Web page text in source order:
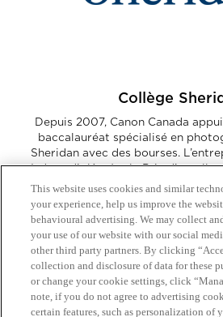
Collège
​​​​​​​Depuis 2007, Canon Canada
baccalauréat spécialisé en
Sheridan avec des bourses.
à deux diplômés : le Prix
l’étudiant ou l'étudiante ayant la
générale en quatrième année, et
En plus de ces prix spéciaux,
des bourses d’études aux
étudiantes de première, deuxième
du programme.
This website uses cookies and similar
your experience, help us improve the
behavioural advertising. We may collect
your use of our website with our social
other third party partners. By clicking
collection and disclosure of data for these
or change your cookie settings, click
note, if you do not agree to advertising
certain features, such as personalization of